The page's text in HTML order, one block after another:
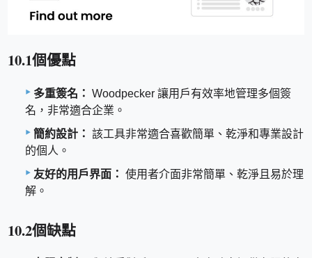
10.1個優點
多重簽名： Woodpecker 讓用戶有效率地管理多個簽
名，非常適合企業。
簡約設計： 該工具非常適合喜歡簡單、乾淨和專業設計
的個人。
友好的用戶界面： 使用者介面非常簡單、乾淨且易於理
解。
10.2個缺點